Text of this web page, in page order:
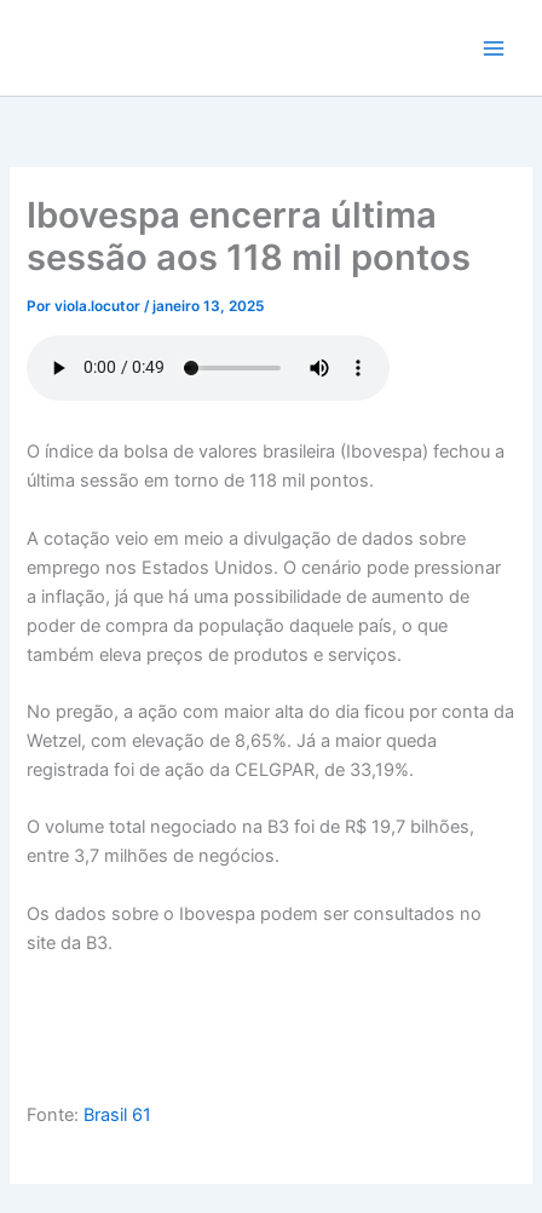
conteúdo
Ibovespa encerra última
sessão aos 118 mil pontos
Porviola.locutor/janeiro 13, 2025
O índice da bolsa de valores brasileira (Ibovespa) fechou a
última sessão em torno de 118 mil pontos.
A cotação veio em meio a divulgação de dados sobre
emprego nos Estados Unidos. O cenário pode pressionar
a inflação, já que há uma possibilidade de aumento de
poder de compra da população daquele país, o que
também eleva preços de produtos e serviços.
No pregão, a ação com maior alta do dia ficou por conta da
Wetzel, com elevação de 8,65%. Já a maior queda
registrada foi de ação da CELGPAR, de 33,19%.
O volume total negociado na B3 foi de R$ 19,7 bilhões,
entre 3,7 milhões de negócios.
Os dados sobre o Ibovespa podem ser consultados no
site da B3.
Fonte: Brasil 61